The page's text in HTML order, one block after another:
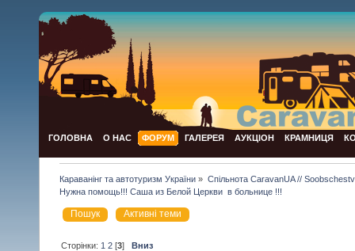
ГОЛОВНА О НАС ФОРУМ ГАЛЕРЕЯ АУКЦІОН КРАМНИЦЯ
Караванінг та автотуризм України » Спільнота CaravanUA //
Нужна помощь!!! Саша из Белой Церкви  в больнице !!!
Пошук Активні теми
Сторінки: 1 2 [3]Вниз